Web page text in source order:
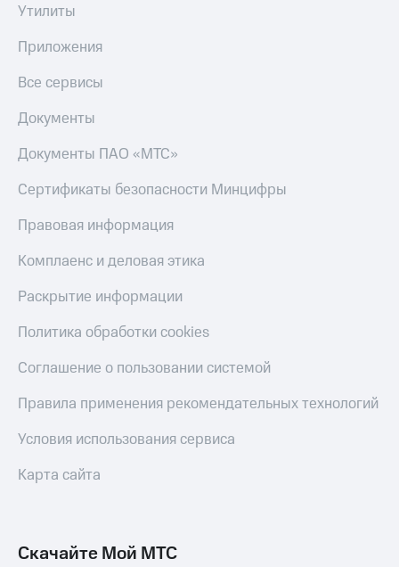
Утилиты
Приложения
Все сервисы
Документы
Документы ПАО «МТС»
Сертификаты безопасности Минцифры
Правовая информация
Комплаенс и деловая этика
Раскрытие информации
Политика обработки cookies
Соглашение о пользовании системой
Правила применения рекомендательных технологий
Условия использования сервиса
Карта сайта
Скачайте Мой МТС